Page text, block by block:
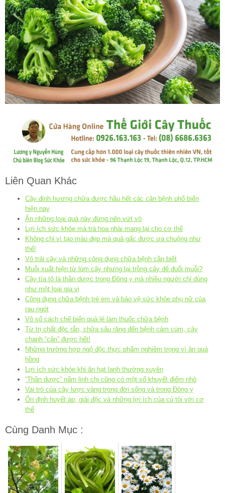
Liên Quan Khác
Cây đinh hương chữa được hầu hết các căn bệnh phổ biến
hiện nay
Ăn những loại quả này đừng nên vứt vỏ
Lợi ích sức khỏe mà trà hoa nhài mang lại cho cơ thể
Không chỉ vì tạo màu đẹp mà quả gấc được ưa chuộng như
thế!
Vỏ trái cây và những công dụng chữa bệnh cần biết
Muỗi xuất hiện từ lùm cây nhưng lại trồng cây để đuổi muỗi?
Cây tía tô là thần dược trong Đông y mà nhiều người chỉ dùng
như một loại gia vị
Công dụng chữa bệnh trẻ em và bảo vệ sức khỏe phụ nữ của
rau ngót
Vô số cách chế biến quả lê làm thuốc chữa bệnh
Từ trị chất độc rắn, chữa sâu răng đến bệnh cảm cúm, cây
chanh “cân” được hết!
Những trường hợp ngộ độc thực phẩm nghiêm trọng vì ăn quả
hồng
Lợi ích sức khỏe khi ăn hạt lanh thường xuyên
“Thần dược” nấm linh chi cũng có một số khuyết điểm nhỏ
Vai trò của cây lược vàng trong đời sống và trong Đông y
Ổn định huyết áp, giải độc và những lợi ích của củ tỏi với cơ
thể
Cùng Danh Mục :